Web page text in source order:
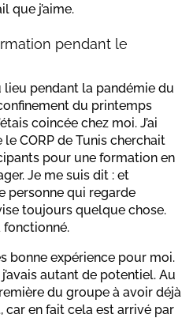
que j’aime.
pendant le
pendant la pandémie du
du printemps
coincée chez moi. J’ai
CORP de Tunis cherchait
pour une formation en
Je me suis dit : et
personne qui regarde
toujours quelque chose.
fonctionné.
bonne expérience pour moi.
autant de potentiel. Au
du groupe à avoir déjà
car en fait cela est arrivé par